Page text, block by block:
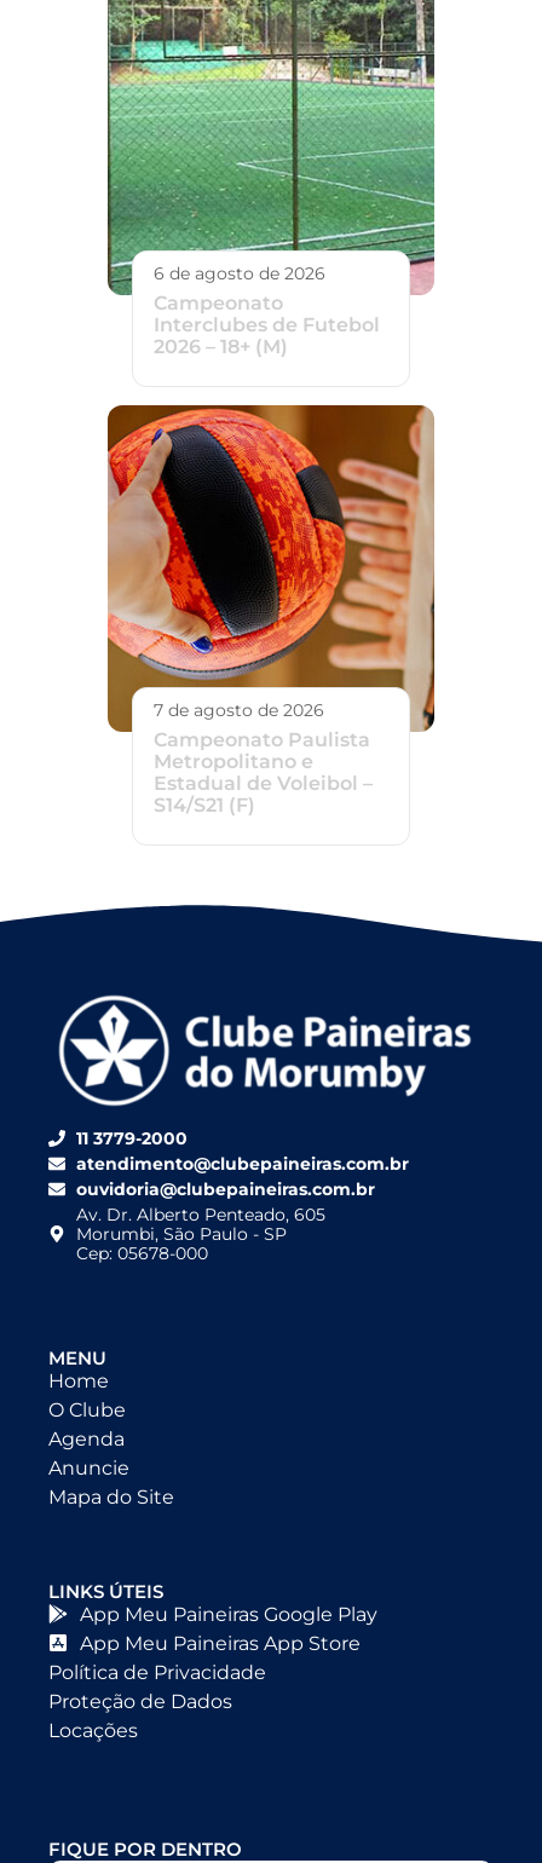
6 de agosto de 2026
Campeonato
Interclubes de Futebol
2026 – 18+ (M)
7 de agosto de 2026
Campeonato Paulista
Metropolitano e
Estadual de Voleibol –
S14/S21 (F)
11 3779-2000
atendimento@clubepaineiras.com.br
ouvidoria@clubepaineiras.com.br
Av. Dr. Alberto Penteado, 605
Morumbi, São Paulo - SP
Cep: 05678-000
MENU
Home
O Clube
Agenda
Anuncie
Mapa do Site
LINKS ÚTEIS
App Meu Paineiras Google Play
App Meu Paineiras App Store
Política de Privacidade
Proteção de Dados
Locações
FIQUE POR DENTRO